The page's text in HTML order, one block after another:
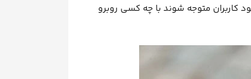
کاربران متوجه شوند با چه کسی روبرو